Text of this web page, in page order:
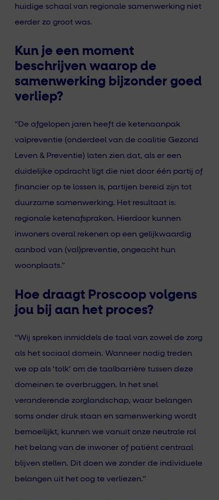
huidige schaal van regionale samenwerking niet
eerder zo groot was.
Kun je een moment
beschrijven waarop de
samenwerking bijzonder goed
verliep?
“De afgelopen jaren heeft de ketenaanpak
valpreventie (onderdeel van de coalitie Gezond
Leven & Preventie) laten zien dat, als er een
duidelijke opdracht ligt die niet door één partij of
financier op te lossen is, partijen bereid zijn tot
duurzame samenwerking. Het resultaat is:
regionale ketenafspraken. Hierdoor kunnen
inwoners overal rekenen op een gelijkwaardig
aanbod van (val)preventie, ongeacht hun
woonplaats.”
Hoe draagt Proscoop volgens
jou bij aan het proces?
“Wij spreken inmiddels de taal van zowel de zorg
als het sociaal domein. Wanneer nodig treden
we op als ‘tolk’ om de taalbarrière tussen deze
domeinen te overbruggen. In het snel
veranderende zorglandschap, waar belangen
soms onder druk staan en samenwerking wordt
bemoeilijkt, kunnen we vanuit onze neutrale rol
het belang van de inwoner of patiënt centraal
blijven stellen. Dit doen we zonder de individuele
belangen uit het oog te verliezen.”